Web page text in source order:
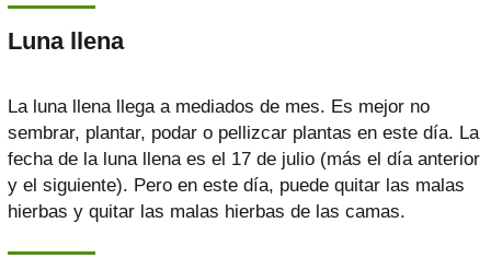
Luna llena
La luna llena llega a mediados de mes. Es mejor no
sembrar, plantar, podar o pellizcar plantas en este día. La
fecha de la luna llena es el 17 de julio (más el día anterior
y el siguiente). Pero en este día, puede quitar las malas
hierbas y quitar las malas hierbas de las camas.